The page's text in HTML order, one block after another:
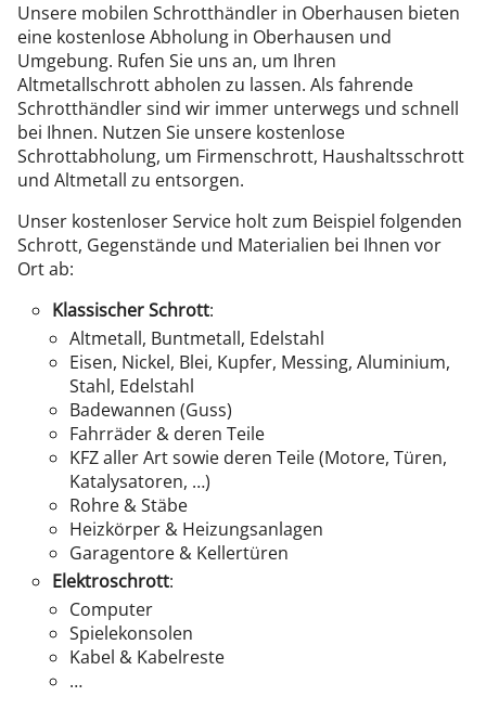
Unsere mobilen Schrotthändler in Oberhausen bieten
eine kostenlose Abholung in Oberhausen und
Umgebung. Rufen Sie uns an, um Ihren
Altmetallschrott abholen zu lassen. Als fahrende
Schrotthändler sind wir immer unterwegs und schnell
bei Ihnen. Nutzen Sie unsere kostenlose
Schrottabholung, um Firmenschrott, Haushaltsschrott
und Altmetall zu entsorgen.
Unser kostenloser Service holt zum Beispiel folgenden
Schrott, Gegenstände und Materialien bei Ihnen vor
Ort ab:
Klassischer Schrott:
Altmetall, Buntmetall, Edelstahl
Eisen, Nickel, Blei, Kupfer, Messing, Aluminium,
Stahl, Edelstahl
Badewannen (Guss)
Fahrräder & deren Teile
KFZ aller Art sowie deren Teile (Motore, Türen,
Katalysatoren, …)
Rohre & Stäbe
Heizkörper & Heizungsanlagen
Garagentore & Kellertüren
Elektroschrott:
Computer
Spielekonsolen
Kabel & Kabelreste
…